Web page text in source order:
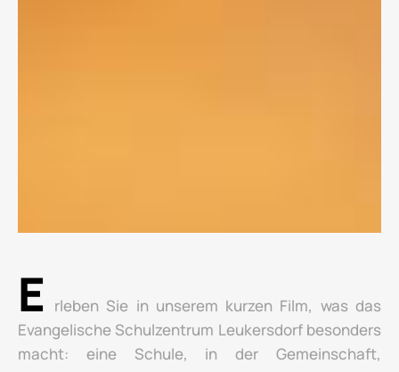
E
rleben Sie in unserem kurzen Film, was das
Evangelische Schulzentrum Leukersdorf besonders
macht: eine Schule, in der Gemeinschaft,